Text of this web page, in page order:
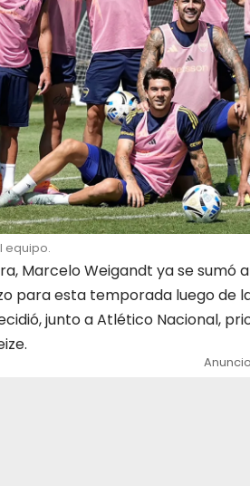
equipo.
Marcelo Weigandt ya se sumó
para esta temporada luego de
junto a Atlético Nacional,
Anuncio